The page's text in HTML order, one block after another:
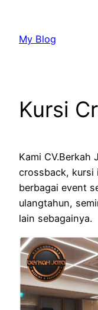
konten
My Blog
Kursi
Kami CV.Berkah
crossback, kursi
berbagai event
ulangtahun,
lain sebagainya.